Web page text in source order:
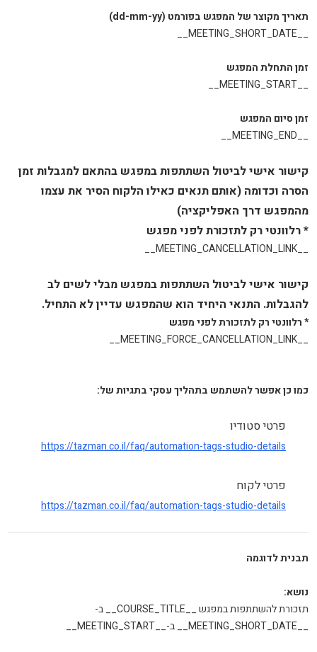
תאריך מקוצר של המפגש בפורמט (dd-mm-yy)
__MEETING_SHORT_DATE__
זמן התחלת המפגש
__MEETING_START__
זמן סיום המפגש
__MEETING_END__
קישור אישי לביטול השתתפות במפגש בהתאם למגבלות זמן
הסרה וכדומה (אותם תנאים כאילו הלקוח הסיר את עצמו
מהמפגש דרך האפליקציה)
* רלוונטי רק לתזכורת לפני מפגש
__MEETING_CANCELLATION_LINK__
קישור אישי לביטול השתתפות במפגש מבלי לשים לב
להגבלות. התנאי היחיד הוא שהמפגש עדיין לא התחיל.
* רלוונטי רק לתזכורת לפני מפגש
__MEETING_FORCE_CANCELLATION_LINK__
כמו כן אפשר להשתמש בתהליך עסקי בתגיות של:
פרטי סטודיו
https://tazman.co.il/faq/automation-tags-studio-details
פרטי לקוח
https://tazman.co.il/faq/automation-tags-studio-details
תבנית לדוגמה
נושא:
תזכורת להשתתפות במפגש __COURSE_TITLE__ ב-
__MEETING_SHORT_DATE__ ב-__MEETING_START__